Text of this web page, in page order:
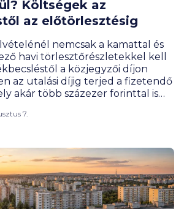
Költségek az
az előtörlesztésig
nemcsak a kamattal és
havi törlesztőrészletekkel kell
a közjegyzői díjon
az utalási díjig terjed a fizetendő
akár több százezer forinttal is
felkészülnöd, és melyeket
7.